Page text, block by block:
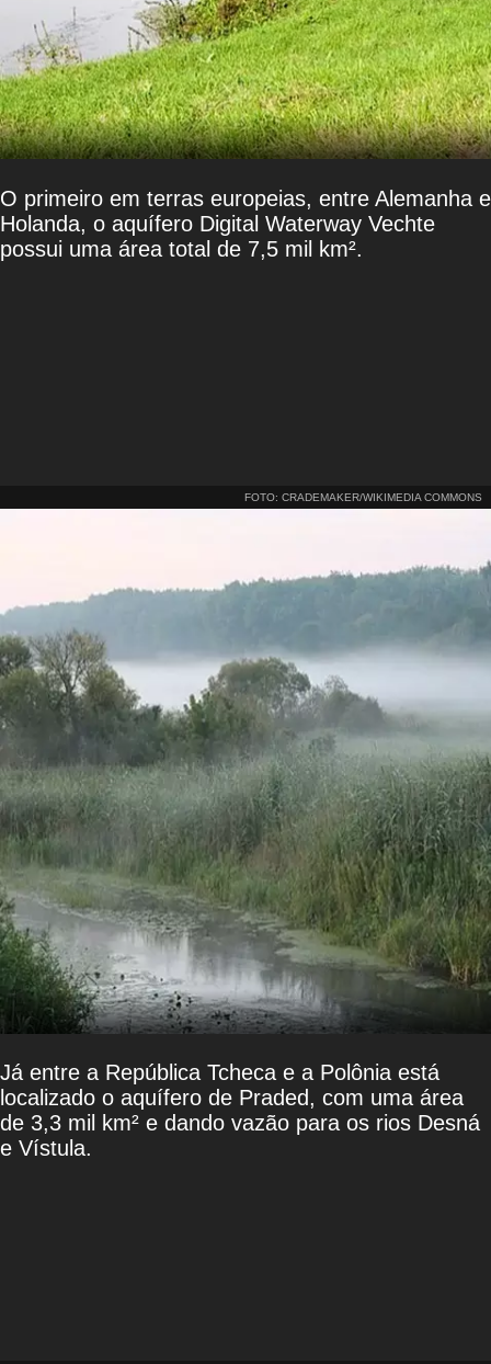
O primeiro em terras europeias, entre Alemanha e
Holanda, o aquífero Digital Waterway Vechte
possui uma área total de 7,5 mil km².
FOTO: CRADEMAKER/WIKIMEDIA COMMONS
Já entre a República Tcheca e a Polônia está
localizado o aquífero de Praded, com uma área
de 3,3 mil km² e dando vazão para os rios Desná
e Vístula.